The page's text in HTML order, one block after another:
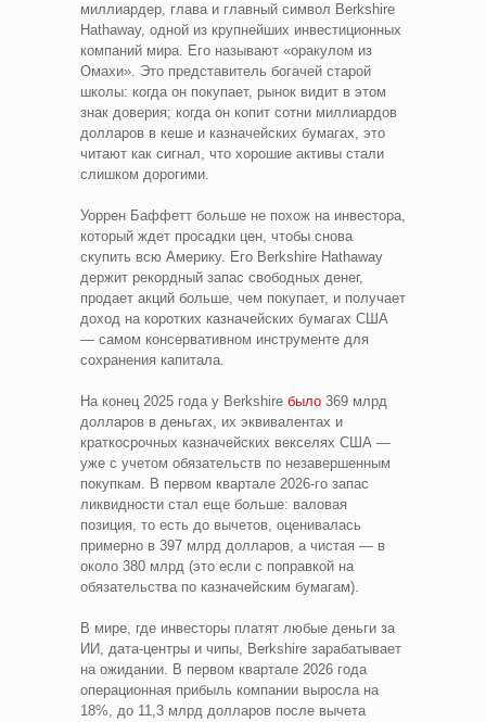
миллиардер, глава и главный символ Berkshire
Hathaway, одной из крупнейших инвестиционных
компаний мира. Его называют «оракулом из
Омахи». Это представитель богачей старой
школы: когда он покупает, рынок видит в этом
знак доверия; когда он копит сотни миллиардов
долларов в кеше и казначейских бумагах, это
читают как сигнал, что хорошие активы стали
слишком дорогими.
Уоррен Баффетт больше не похож на инвестора,
который ждет просадки цен, чтобы снова
скупить всю Америку. Его Berkshire Hathaway
держит рекордный запас свободных денег,
продает акций больше, чем покупает, и получает
доход на коротких казначейских бумагах США
— самом консервативном инструменте для
сохранения капитала.
На конец 2025 года у Berkshire было 369 млрд
долларов в деньгах, их эквивалентах и
краткосрочных казначейских векселях США —
уже с учетом обязательств по незавершенным
покупкам. В первом квартале 2026-го запас
ликвидности стал еще больше: валовая
позиция, то есть до вычетов, оценивалась
примерно в 397 млрд долларов, а чистая — в
около 380 млрд (это если с поправкой на
обязательства по казначейским бумагам).
В мире, где инвесторы платят любые деньги за
ИИ, дата-центры и чипы, Berkshire зарабатывает
на ожидании. В первом квартале 2026 года
операционная прибыль компании выросла на
18%, до 11,3 млрд долларов после вычета